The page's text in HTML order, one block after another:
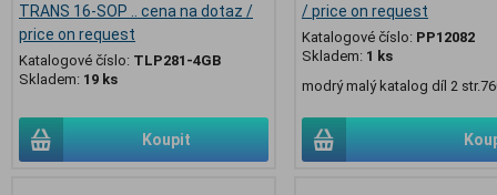
TRANS 16-SOP .. cena na dotaz /
price on request
Katalogové číslo: TLP281-4GB
Skladem: 19 ks
Koupit
/ price on request
Katalogové číslo: PP12082
Skladem: 1 ks
modrý malý katalog díl 2